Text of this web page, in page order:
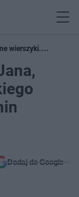
wierszyki.
Dodaj do Google